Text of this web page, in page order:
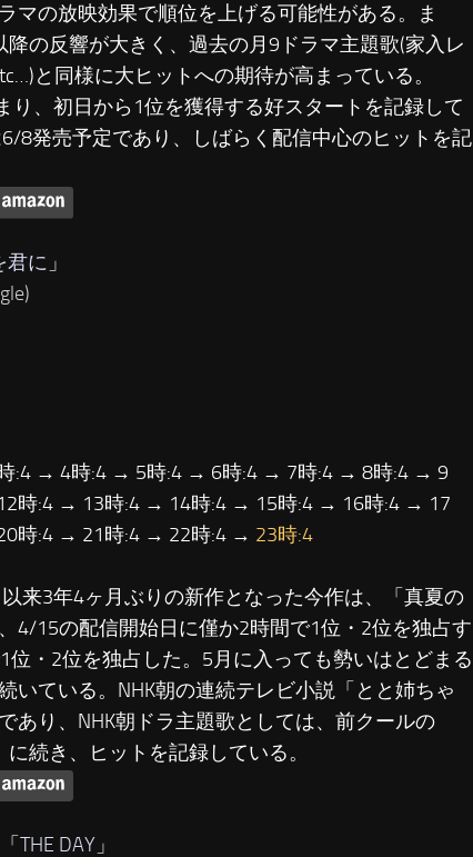
マの放映効果で順位を上げる可能性がある。ま
の反響が大きく、過去の月9ドラマ主題歌(家入レ
と同様に大ヒットへの期待が高まっている。
り、初日から1位を獲得する好スタートを記録して
8発売予定であり、しばらく配信中心のヒットを記
君に 」
:4 → 4時:4 → 5時:4 → 6時:4 → 7時:4 → 8時:4 → 9
時:4 → 13時:4 → 14時:4 → 15時:4 → 16時:4 → 17
時:4 → 21時:4 → 22時:4 → 23時:4
来3年4ヶ月ぶりの新作となった今作は、「真夏の
4/15の配信開始日に僅か2時間で1位・2位を独占す
位・2位を独占した。5月に入っても勢いはとどまる
いている。NHK朝の連続テレビ小説「とと姉ちゃ
あり、NHK朝ドラ主題歌としては、前クールの
続き、ヒットを記録している。
THE DAY 」